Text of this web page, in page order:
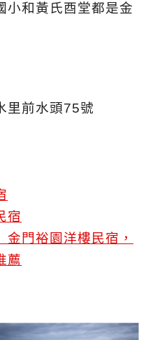
小和黃氏酉堂都是金
里前水頭75號
宿
金門裕園洋樓民宿，
薦